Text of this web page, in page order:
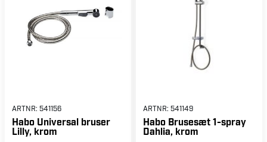
ARTNR: 541156
Habo Universal bruser
Lilly, krom
ARTNR: 541149
Habo Brusesæt 1-spray
Dahlia, krom